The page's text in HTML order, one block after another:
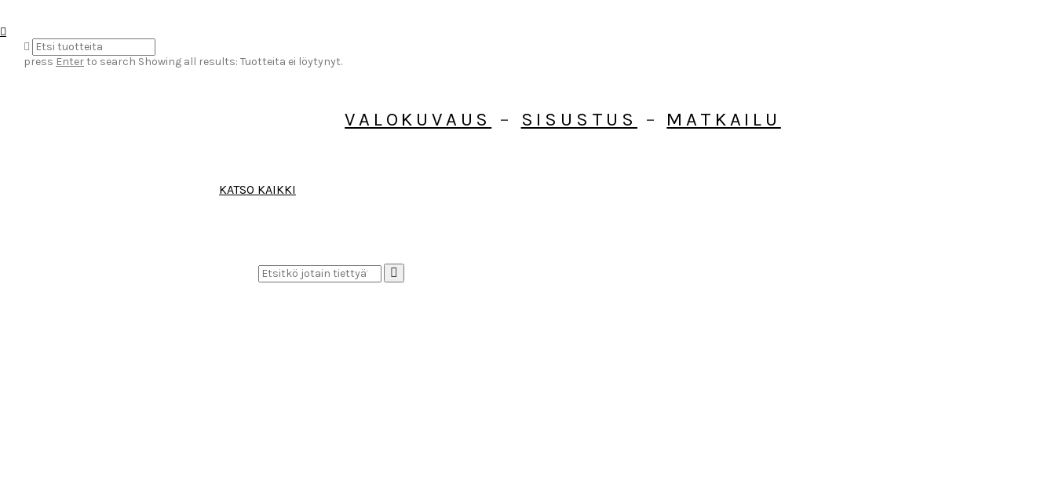
press Enterto search Showing all results: Tuotteita ei löytynyt.
VALOKUVAUS – SISUSTUS – MATKAILU
KATSO KAIKKI